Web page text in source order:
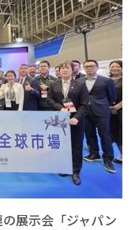
展示会「ジャパン